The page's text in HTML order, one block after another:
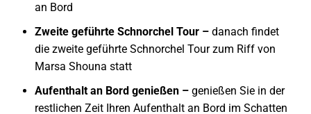
an Bord
Zweite geführte Schnorchel Tour – danach findet
die zweite geführte Schnorchel Tour zum Riff von
Marsa Shouna statt
Aufenthalt an Bord genießen – genießen Sie in der
restlichen Zeit Ihren Aufenthalt an Bord im Schatten